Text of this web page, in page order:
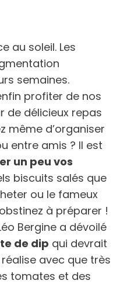
au soleil. Les
semaines.
profiter de nos
de délicieux repas
même d’organiser
entre amis ? Il est
un peu vos
biscuits salés que
ou le fameux
à préparer !
Bergine a dévoilé
de dip qui devrait
avec que très
tomates et des